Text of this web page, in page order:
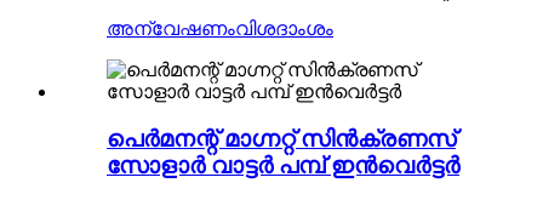
അന്വേഷണംവിശദാംശം
പെർമനന്റ് മാഗ്നറ്റ് സിൻക്രണസ്
സോളാർ വാട്ടർ പമ്പ് ഇൻവെർട്ടർ